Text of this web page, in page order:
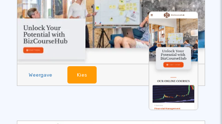
Weergave Kies